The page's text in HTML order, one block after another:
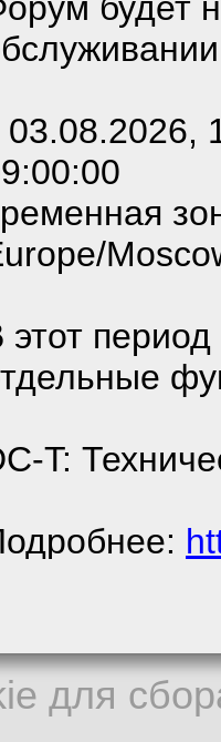
03.08.2026,
этот
T:
на
для
с
для